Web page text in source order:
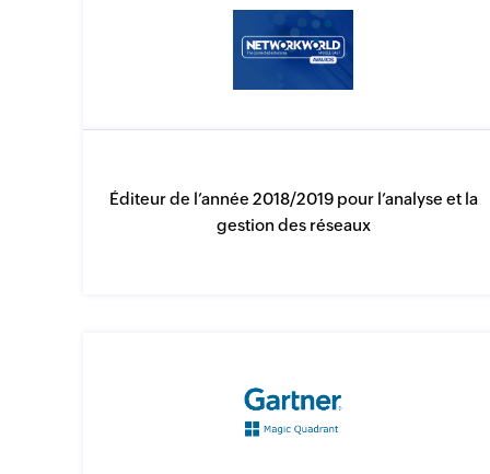
Éditeur de l’année 2018/2019 pour l’analyse et la
gestion des réseaux